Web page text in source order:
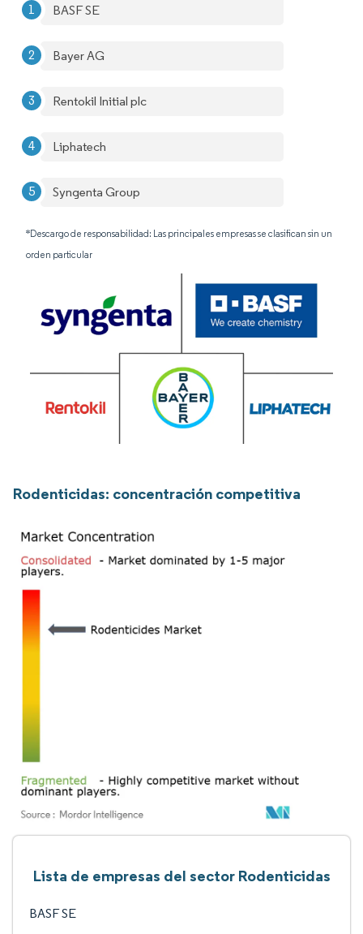
BASF SE
Bayer AG
Rentokil Initial plc
Liphatech
Syngenta Group
*Descargo de responsabilidad: Las principales empresas se clasifican sin un
orden particular
Rodenticidas: concentración competitiva
Lista de empresas del sector Rodenticidas
BASF SE